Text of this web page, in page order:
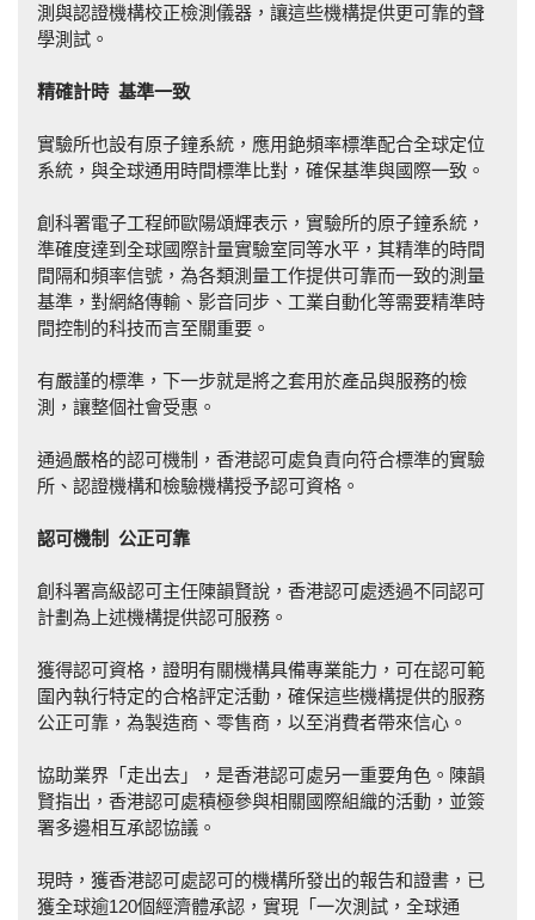
測與認證機構校正檢測儀器，讓這些機構提供更可靠的聲
學測試。
精確計時 基準一致
實驗所也設有原子鐘系統，應用銫頻率標準配合全球定位
系統，與全球通用時間標準比對，確保基準與國際一致。
創科署電子工程師歐陽頌輝表示，實驗所的原子鐘系統，
準確度達到全球國際計量實驗室同等水平，其精準的時間
間隔和頻率信號，為各類測量工作提供可靠而一致的測量
基準，對網絡傳輸、影音同步、工業自動化等需要精準時
間控制的科技而言至關重要。
有嚴謹的標準，下一步就是將之套用於產品與服務的檢
測，讓整個社會受惠。
通過嚴格的認可機制，香港認可處負責向符合標準的實驗
所、認證機構和檢驗機構授予認可資格。
認可機制 公正可靠
創科署高級認可主任陳韻賢說，香港認可處透過不同認可
計劃為上述機構提供認可服務。
獲得認可資格，證明有關機構具備專業能力，可在認可範
圍內執行特定的合格評定活動，確保這些機構提供的服務
公正可靠，為製造商、零售商，以至消費者帶來信心。
協助業界「走出去」，是香港認可處另一重要角色。陳韻
賢指出，香港認可處積極參與相關國際組織的活動，並簽
署多邊相互承認協議。
現時，獲香港認可處認可的機構所發出的報告和證書，已
獲全球逾120個經濟體承認，實現「一次測試，全球通